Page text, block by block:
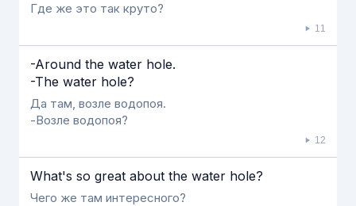
Где же это так круто?
11
-Around the water hole.
-The water hole?
Да там, возле водопоя.
-Возле водопоя?
12
What's so great about the water hole?
Чего же там интересного?